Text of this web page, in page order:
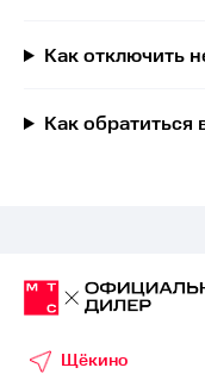
Как отключить
Как
Щёкино